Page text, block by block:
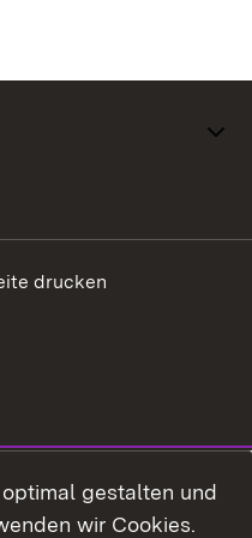
drucken
gestalten und
wir Cookies.